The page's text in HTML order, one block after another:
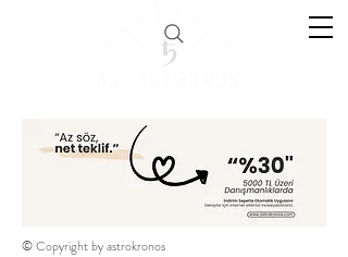
© Copyright by astrokronos